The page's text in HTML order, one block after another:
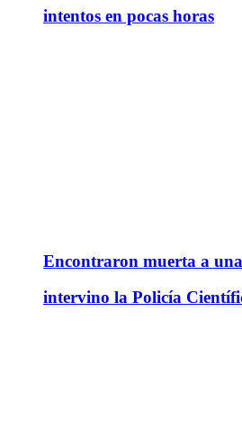
intentos en pocas horas
Encontraron muerta a
intervino la Policía